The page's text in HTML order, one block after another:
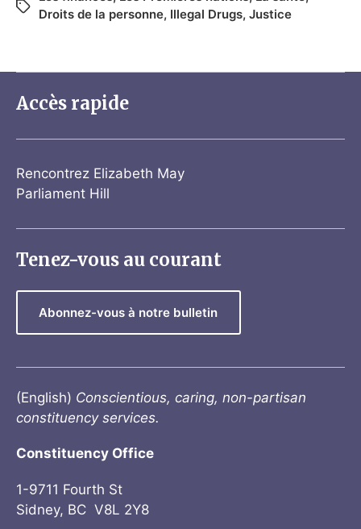
Droits de la personne, Illegal Drugs, Justice
Accès rapide
Rencontrez Elizabeth May
Parliament Hill
Tenez-vous au courant
Abonnez-vous à notre bulletin
(English) Conscientious, caring, non-partisan
constituency services.
Constituency Office
1-9711 Fourth St
Sidney, BC V8L 2Y8